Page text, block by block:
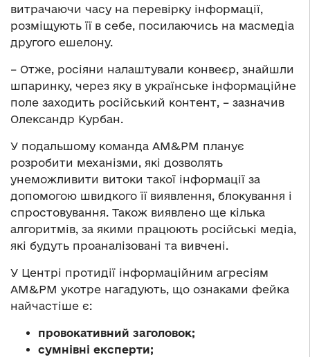
витрачаючи часу на перевірку інформації,
розміщують її в себе, посилаючись на масмедіа
другого ешелону.
– Отже, росіяни налаштували конвеєр, знайшли
шпаринку, через яку в українське інформаційне
поле заходить російський контент, – зазначив
Олександр Курбан.
У подальшому команда АМ&РМ планує
розробити механізми, які дозволять
унеможливити витоки такої інформації за
допомогою швидкого її виявлення, блокування і
спростовування. Також виявлено ще кілька
алгоритмів, за якими працюють російські медіа,
які будуть проаналізовані та вивчені.
У Центрі протидії інформаційним агресіям
АМ&РМ укотре нагадують, що ознаками фейка
найчастіше є:
провокативний заголовок;
сумнівні експерти;